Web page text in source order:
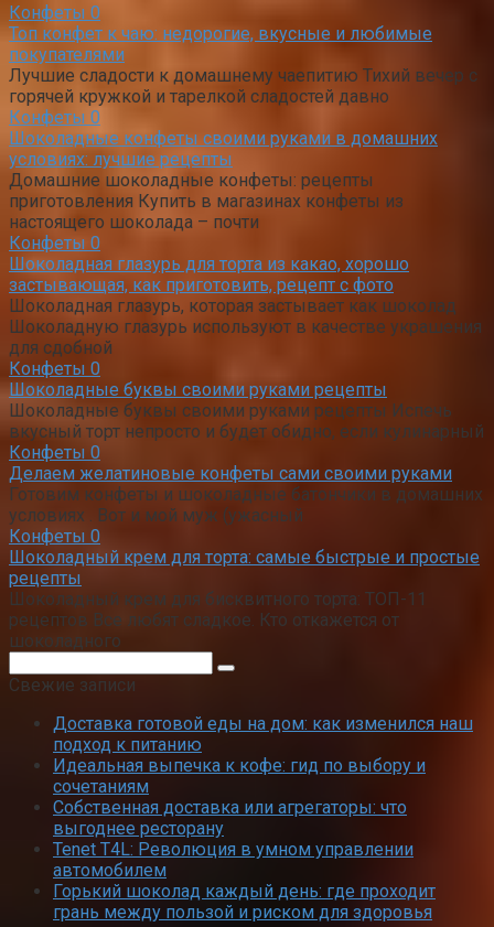
Конфеты 0
Топ конфет к чаю: недорогие, вкусные и любимые
покупателями
Лучшие сладости к домашнему чаепитию Тихий вечер с
горячей кружкой и тарелкой сладостей давно
Конфеты 0
Шоколадные конфеты своими руками в домашних
условиях: лучшие рецепты
Домашние шоколадные конфеты: рецепты
приготовления Купить в магазинах конфеты из
настоящего шоколада – почти
Конфеты 0
Шоколадная глазурь для торта из какао, хорошо
застывающая, как приготовить, рецепт с фото
Шоколадная глазурь, которая застывает как шоколад
Шоколадную глазурь используют в качестве украшения
для сдобной
Конфеты 0
Шоколадные буквы своими руками рецепты
Шоколадные буквы своими руками рецепты Испечь
вкусный торт непросто и будет обидно, если кулинарный
Конфеты 0
Делаем желатиновые конфеты сами своими руками
Готовим конфеты и шоколадные батончики в домашних
условиях . Вот и мой муж (ужасный
Конфеты 0
Шоколадный крем для торта: самые быстрые и простые
рецепты
Шоколадный крем для бисквитного торта: ТОП-11
рецептов Все любят сладкое. Кто откажется от
шоколадного
Свежие записи
Доставка готовой еды на дом: как изменился наш
подход к питанию
Идеальная выпечка к кофе: гид по выбору и
сочетаниям
Собственная доставка или агрегаторы: что
выгоднее ресторану
Tenet T4L: Революция в умном управлении
автомобилем
Горький шоколад каждый день: где проходит
грань между пользой и риском для здоровья